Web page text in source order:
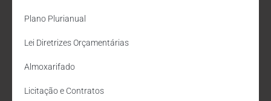
Plano Plurianual
Lei Diretrizes Orçamentárias
Almoxarifado
Licitação e Contratos